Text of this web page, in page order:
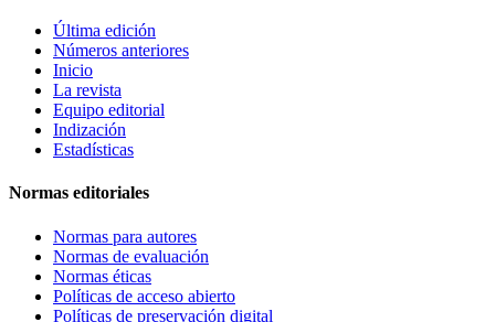
Última edición
Números anteriores
Inicio
La revista
Equipo editorial
Indización
Estadísticas
Normas editoriales
Normas para autores
Normas de evaluación
Normas éticas
Políticas de acceso abierto
Políticas de preservación digital